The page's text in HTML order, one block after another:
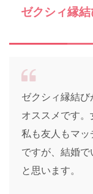
ゼクシィ縁
ゼクシィ縁結
オススメです
私も友人もマ
ですが、結婚
と思います。